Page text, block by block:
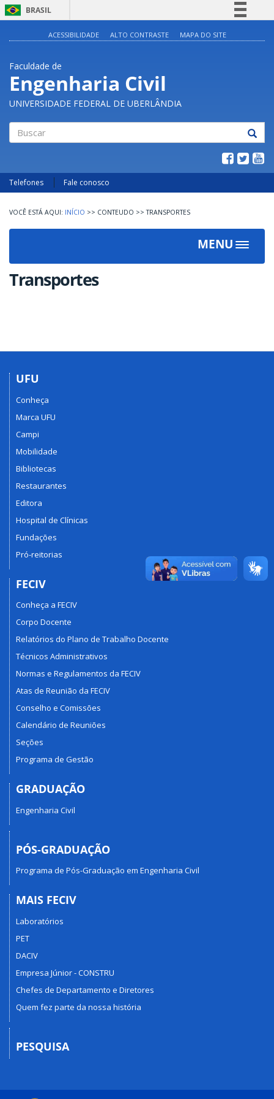
BRASIL
Legislação
Canais
ACESSIBILIDADE ALTO CONTRASTE MAPA DO SITE
Faculdade de
Engenharia Civil
UNIVERSIDADE FEDERAL DE UBERLÂNDIA
Telefones Fale conosco
INÍCIO >> CONTEUDO >> TRANSPORTES
MENU
Toggle
Transportes
UFU
Conheça
Marca UFU
Campi
Mobilidade
Bibliotecas
Restaurantes
Editora
Hospital de Clínicas
Fundações
Pró-reitorias
FECIV
Conheça a FECIV
Corpo Docente
Relatórios do Plano de Trabalho Docente
Técnicos Administrativos
Normas e Regulamentos da FECIV
Atas de Reunião da FECIV
Conselho e Comissões
Calendário de Reuniões
Seções
Programa de Gestão
GRADUAÇÃO
Engenharia Civil
PÓS-GRADUAÇÃO
Programa de Pós-Graduação em Engenharia Civil
MAIS FECIV
Laboratórios
PET
DACIV
Empresa Júnior - CONSTRU
Chefes de Departamento e Diretores
Quem fez parte da nossa história
PESQUISA